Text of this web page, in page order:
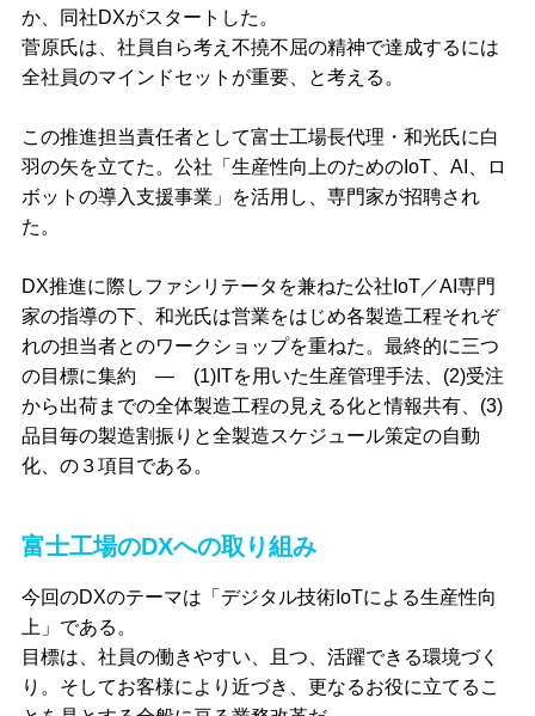
か、同社DXがスタートした。
菅原氏は、社員自ら考え不撓不屈の精神で達成するには
全社員のマインドセットが重要、と考える。
この推進担当責任者として富士工場長代理・和光氏に白
羽の矢を立てた。公社「生産性向上のためのIoT、AI、ロ
ボットの導入支援事業」を活用し、専門家が招聘され
た。
DX推進に際しファシリテータを兼ねた公社IoT／AI専門
家の指導の下、和光氏は営業をはじめ各製造工程それぞ
れの担当者とのワークショップを重ねた。最終的に三つ
の目標に集約 ― (1)ITを用いた生産管理手法、(2)受注
から出荷までの全体製造工程の見える化と情報共有、(3)
品目毎の製造割振りと全製造スケジュール策定の自動
化、の３項目である。
富士工場のDXへの取り組み
今回のDXのテーマは「デジタル技術IoTによる生産性向
上」である。
目標は、社員の働きやすい、且つ、活躍できる環境づく
り。そしてお客様により近づき、更なるお役に立てるこ